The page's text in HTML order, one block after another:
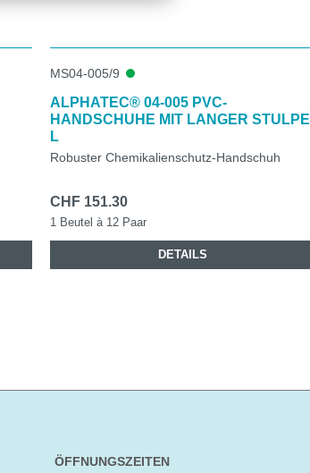
MS04-005/9
ALPHATEC® 04-005 PVC-
HANDSCHUHE MIT LANGER STULPE
L
Robuster Chemikalienschutz-Handschuh
CHF 151.30
1 Beutel à 12 Paar
DETAILS
ÖFFNUNGSZEITEN